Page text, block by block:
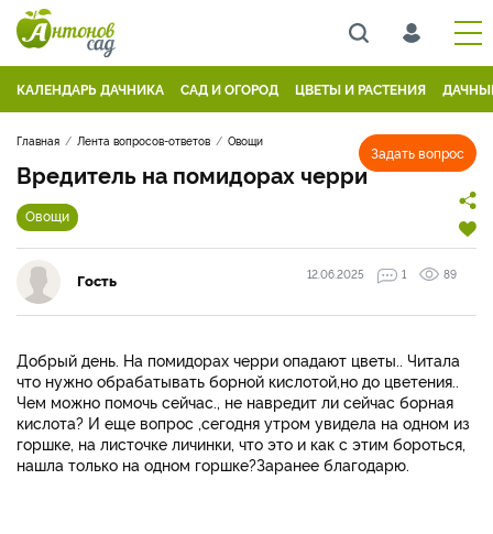
КАЛЕНДАРЬ ДАЧНИКА САД И ОГОРОД ЦВЕТЫ И РАСТЕНИЯ
Задать вопрос
Главная Лента вопросов-ответов Овощи
Вредитель на помидорах черри
Овощи
Гость 12.06.2025 1 89
Добрый день. На помидорах черри опадают цветы.. Читала
что нужно обрабатывать борной кислотой,но до цветения..
Чем можно помочь сейчас., не навредит ли сейчас борная
кислота? И еще вопрос ,сегодня утром увидела на одном из
горшке, на листочке личинки, что это и как с этим бороться,
нашла только на одном горшке?Заранее благодарю.